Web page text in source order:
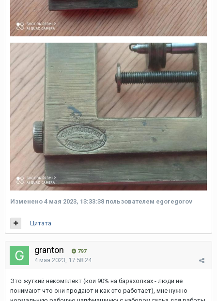
Изменено 4 мая 2023, 13:33:38 пользователем egoregorov
Цитата
granton 797
4 мая 2023, 17:58:24
Это жуткий некомплект (кои 90% на барахолках - люди не
понимают что они продают и как это работает), мне нужно